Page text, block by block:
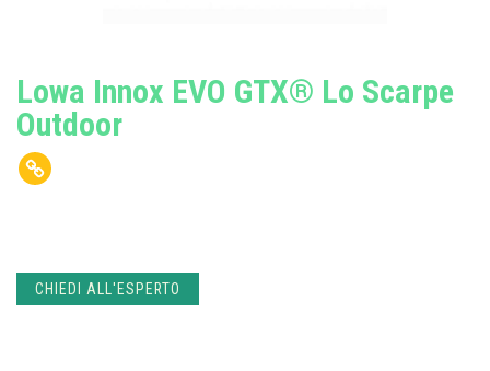
Lowa Innox EVO GTX® Lo Scarpe
Outdoor
CHIEDI ALL'ESPERTO